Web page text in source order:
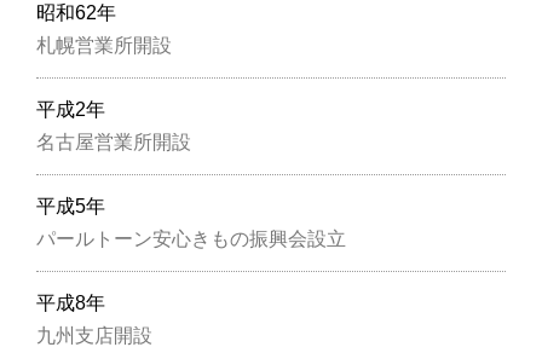
昭和62年
札幌営業所開設
平成2年
名古屋営業所開設
平成5年
パールトーン安心きもの振興会設立
平成8年
九州支店開設